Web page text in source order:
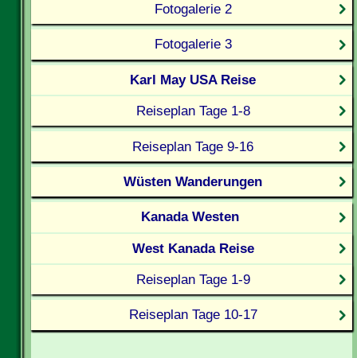
Fotogalerie 2
Fotogalerie 3
Karl May USA Reise
Reiseplan Tage 1-8
Reiseplan Tage 9-16
Wüsten Wanderungen
Kanada Westen
West Kanada Reise
Reiseplan Tage 1-9
Reiseplan Tage 10-17